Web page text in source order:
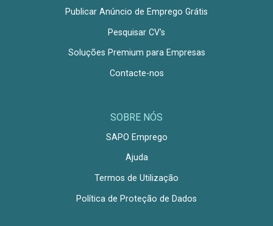
Publicar Anúncio de Emprego Grátis
Pesquisar CV's
Soluções Premium para Empresas
Contacte-nos
SOBRE NÓS
SAPO Emprego
Ajuda
Termos de Utilização
Política de Proteção de Dados